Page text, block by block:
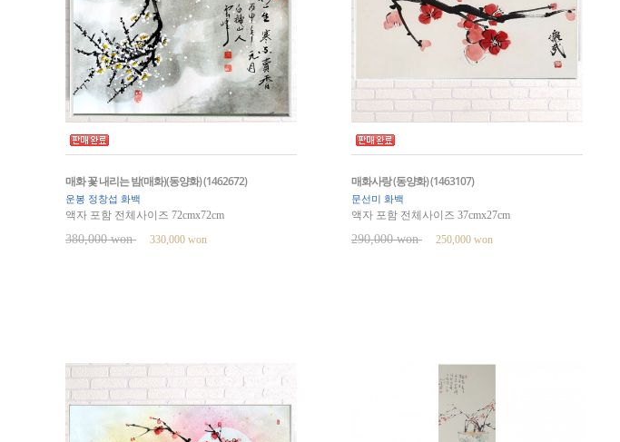
매화 꽃 내리는 밤(매화)(동양화) (1462672)
운봉 정창섭 화백
액자 포함 전체사이즈 72cmx72cm
380,000 won 330,000 won
매화사랑 (동양화) (1463107)
문선미 화백
액자 포함 전체사이즈 37cmx27cm
290,000 won 250,000 won